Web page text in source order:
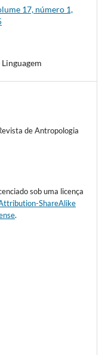
17, número 1,
de Antropologia
sob uma licença
ShareAlike
.